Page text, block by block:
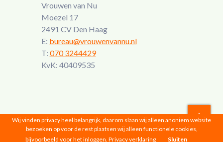
Vrouwen van Nu
Moezel 17
2491 CV Den Haag
E: bureau@vrouwenvannu.nl
T: 070 3244429
KvK: 40409535
Vrouwen van Nu © 2026 |Privacyverklaring
Wij vinden privacy heel belangrijk, daarom slaan wij alleen anoniem website
bezoeken op voor de rest plaatsen wij alleen functionele cookies,
bijvoorbeeld voor het inloggen. Privacy verklaring Sluiten